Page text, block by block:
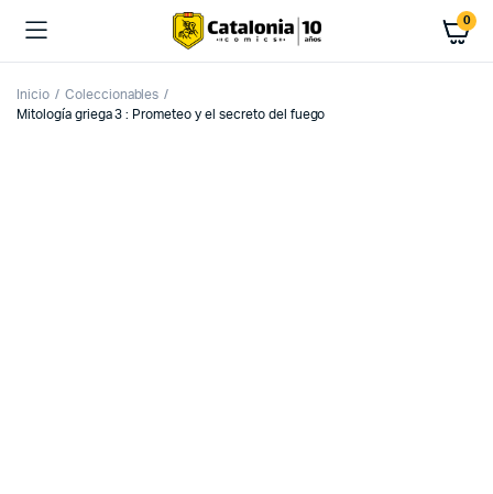
0
Inicio
Coleccionables
Mitología griega 3 : Prometeo y el secreto del fuego